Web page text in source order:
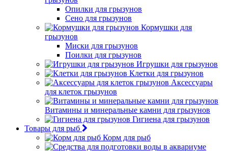
Опилки для грызунов
Сено для грызунов
Кормушки для
грызунов
Миски для грызунов
Поилки для грызунов
Игрушки для грызунов
Клетки для грызунов
Аксессуары
для клеток грызунов
Витамины и минеральные камни для грызунов
Гигиена для грызунов
Товары для рыб
Корм для рыб